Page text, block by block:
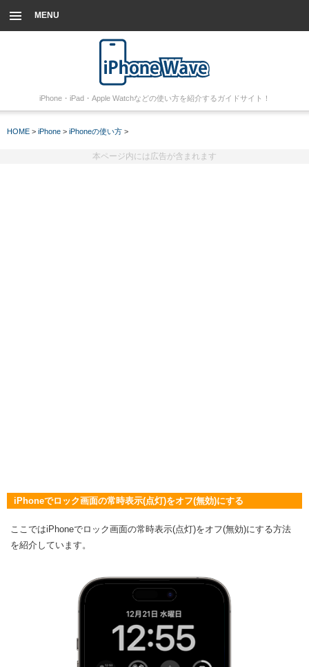
MENU
iPhone・iPad・Apple Watchなどの使い方を紹介するガイドサイト！
HOME > iPhone > iPhoneの使い方 >
本ページ内には広告が含まれます
iPhoneでロック画面の常時表示(点灯)をオフ(無効)にする
ここではiPhoneでロック画面の常時表示(点灯)をオフ(無効)にする方法
を紹介しています。